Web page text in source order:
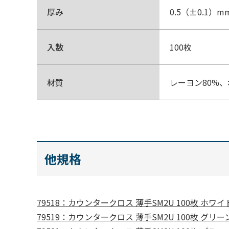
厚み 0.5（±0.1）
入数 100枚
材質 レーヨン80%
他規格
79518：カウンタークロス 薄手SM2U 100枚 ホワイ
79519：カウンタークロス 薄手SM2U 100枚 グリー